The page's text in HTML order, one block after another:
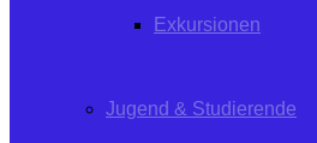
Exkursionen
Jugend & Studierende